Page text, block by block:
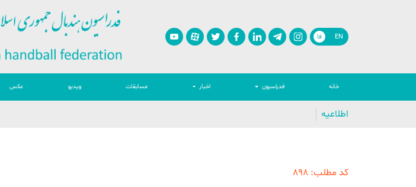
EN فا
خانه فدراسیون اخبار مسابقات ویدیو عکس
اطلاعیه
کد مطلب: 898